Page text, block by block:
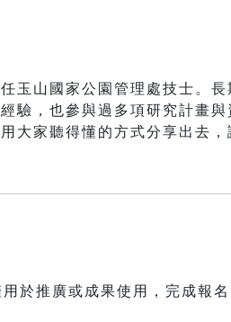
玉山國家公園管理處技士。
驗，也參與過多項研究計畫
大家聽得懂的方式分享出去，
於推廣或成果使用，完成報名